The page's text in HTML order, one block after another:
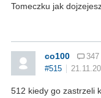
Tomeczku jak
co100
347
#515
512 kiedy go zastrzeli